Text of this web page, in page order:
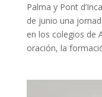
Palma y Pont
de junio una
en los colegios de
oración, la